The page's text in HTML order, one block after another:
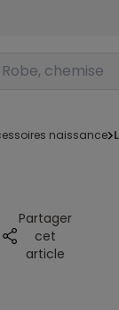
un produit
naissance
Partager
cet
article